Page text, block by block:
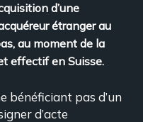
d’une
étranger au
au moment de la
effectif en Suisse.
bénéficiant pas d’un
d’acte